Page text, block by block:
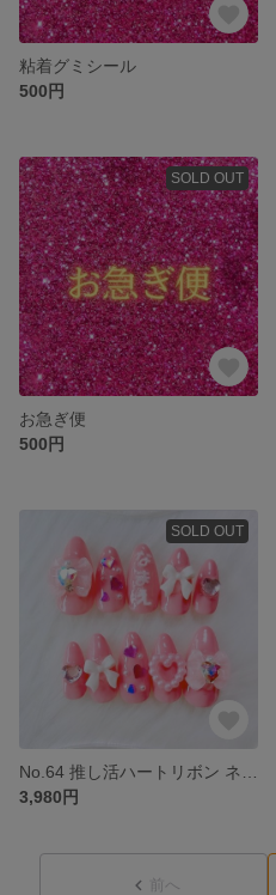
粘着グミシール
500円
SOLD OUT
お急ぎ便
500円
SOLD OUT
3,980円
前へ